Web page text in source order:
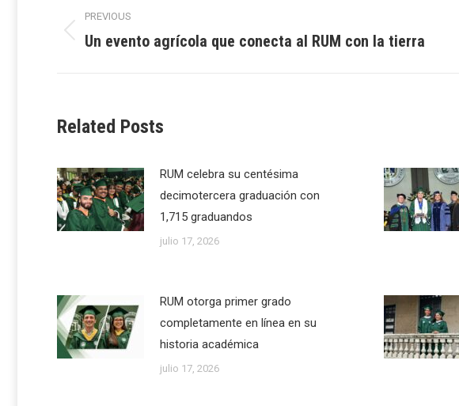
navigation
PREVIOUS
Previous
Un evento agrícola que conecta al RUM con la tierra
Related Posts
RUM celebra su centésima
decimotercera graduación con
1,715 graduandos
julio 17, 2026
RUM otorga primer grado
completamente en línea en su
historia académica
julio 17, 2026